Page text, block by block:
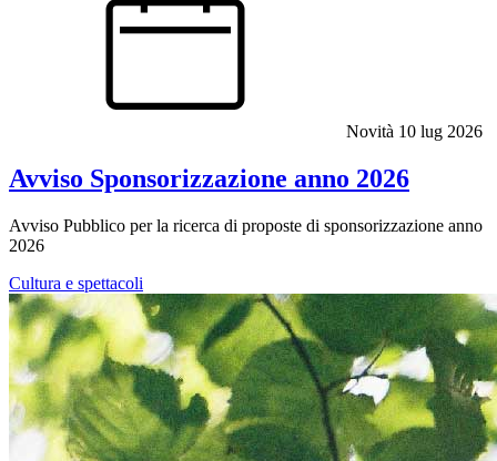
Novità 10 lug 2026
Avviso Sponsorizzazione anno 2026
Avviso Pubblico per la ricerca di proposte di sponsorizzazione anno
2026
Cultura e spettacoli